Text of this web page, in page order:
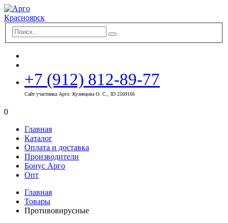
+7 (912) 812-89-77
Сайт участника Арго: Кузнецова О. С., ID 2569166
0
Главная
Каталог
Оплата и доставка
Производители
Бонус Арго
Опт
Главная
Товары
Противовирусные